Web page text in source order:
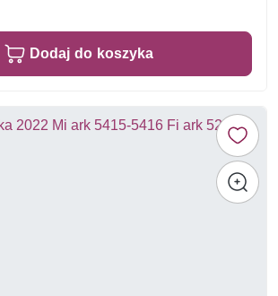
Dodaj do koszyka